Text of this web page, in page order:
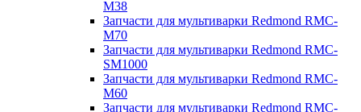
M38
Запчасти для мультиварки Redmond RMC-
M70
Запчасти для мультиварки Redmond RMC-
SM1000
Запчасти для мультиварки Redmond RMC-
M60
Запчасти для мультиварки Redmond RMC-